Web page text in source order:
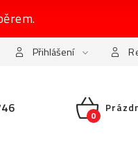
Přihlášení
NÁKUPNÍ